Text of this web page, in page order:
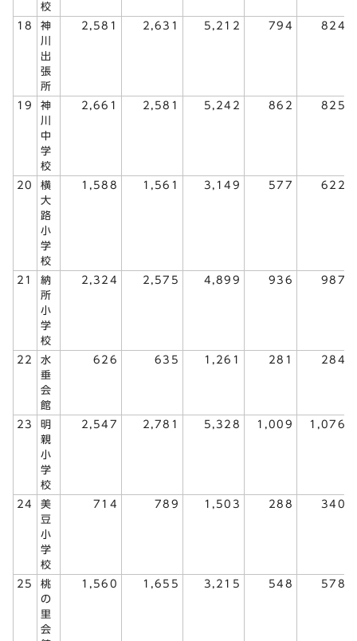
校
18
神
川
出
張
所
2,581 2,631 5,212 794 824
19
神
川
中
学
校
2,661 2,581 5,242 862 825
20
横
大
路
小
学
校
1,588 1,561 3,149 577 622
21
納
所
小
学
校
2,324 2,575 4,899 936 987
22
水
垂
会
館
626 635 1,261 281 284
23
明
親
小
学
校
2,547 2,781 5,328 1,009 1,076
24
美
豆
小
学
校
714 789 1,503 288 340
25
桃
の
里
会
1,560 1,655 3,215 548 578